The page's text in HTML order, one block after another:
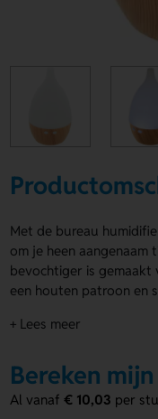
Met de bureau
om je heen aangenaam
bevochtiger is gemaakt
een houten patroon en
geleverd met een USB-
ontwerp. Perfect voor
Voordelen van
+ Lees meer
Bereken
Al vanaf€ 10,03 per